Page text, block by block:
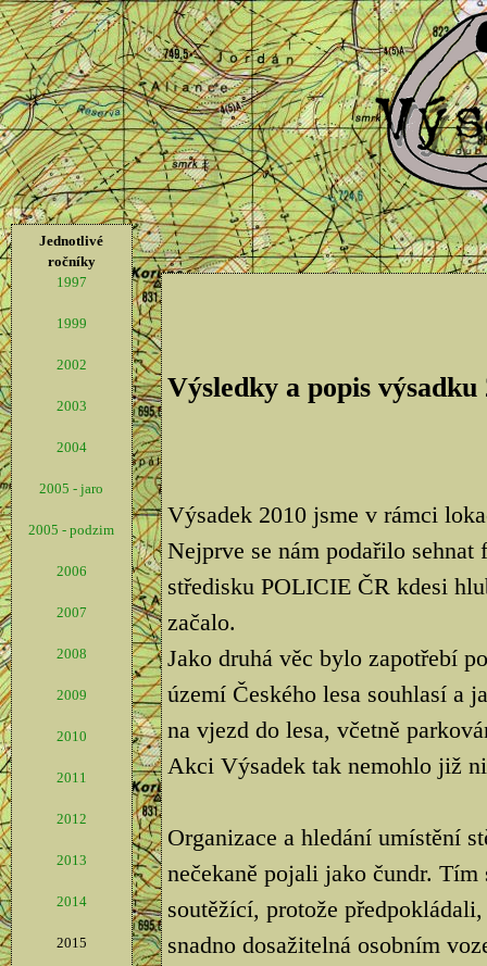
Jednotlivé
ročníky
1997
1999
2002
2003
2004
2005 - jaro
2005 - podzim
2006
2007
2008
2009
2010
2011
2012
2013
2014
2015
Výsledky a popis výsadku
Výsadek 2010 jsme v rámci
Nejprve se nám podařilo
středisku POLICIE ČR kdesi
začalo.
Jako druhá věc bylo zapotřebí
území Českého lesa souhlasí a
na vjezd do lesa, včetně
Akci Výsadek tak nemohlo již
Organizace a hledání umístění
nečekaně pojali jako čundr.
soutěžící, protože
snadno dosažitelná osobním